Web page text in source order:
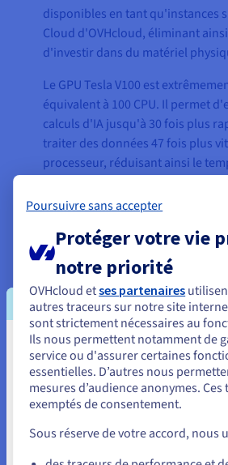
disponibles en tant qu'instances
Cloud d'OVHcloud, éliminant
d'investir dans du matériel
Le GPU Tesla V100 est
équivalent à 100 CPU. Il permet
calculs d'IA jusqu'à 30 fois plus
traiter des données 47 fois plus
processeur, réduisant ainsi le
plusieurs semaines à seulement
d’améliorer l’efficacité de son
d’accélérer sa mise sur le marché.
Le processeur graphique Tensor
fourni des performances
des vitesses d'entraînement de
plus élevées sur les plus grands
à plusieurs réseaux de
GPU en même temps et peut
partitionné en plusieurs instances
des demandes dynamiques.
Vous semblez être
Unis.
Pour commander, rendez-vous sur le site
Allez sur le site États-Unis
Poursuivre sans accepter
Protéger votre vie
notre priorité
OVHcloud etses partenaires
autres traceurs sur notre site
sont strictement nécessaires au
Ils nous permettent notamment de
service ou d'assurer certaines
essentielles. D’autres nous
mesures d’audience anonymes.
exemptés de consentement.
Sous réserve de votre accord, nous